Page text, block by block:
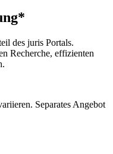
des juris Portals.
Recherche, effizienten
Separates Angebot